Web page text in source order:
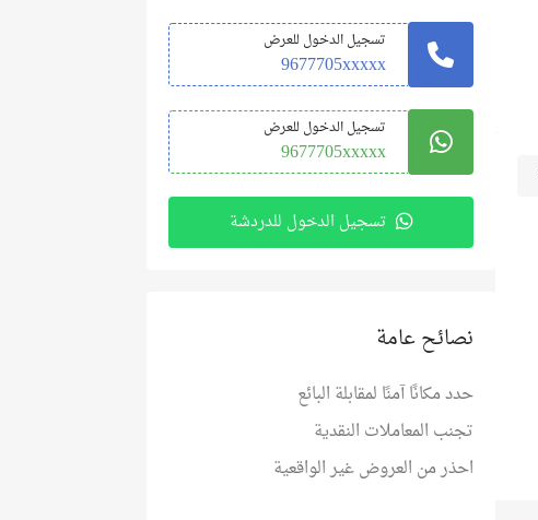
تسجيل الدخول للعرض
9677705xxxxx
تسجيل الدخول للعرض
9677705xxxxx
تسجيل الدخول للدردشة
نصائح عامة
حدد مكانًا آمنًا لمقابلة البائع
تجنب المعاملات النقدية
احذر من العروض غير الواقعية